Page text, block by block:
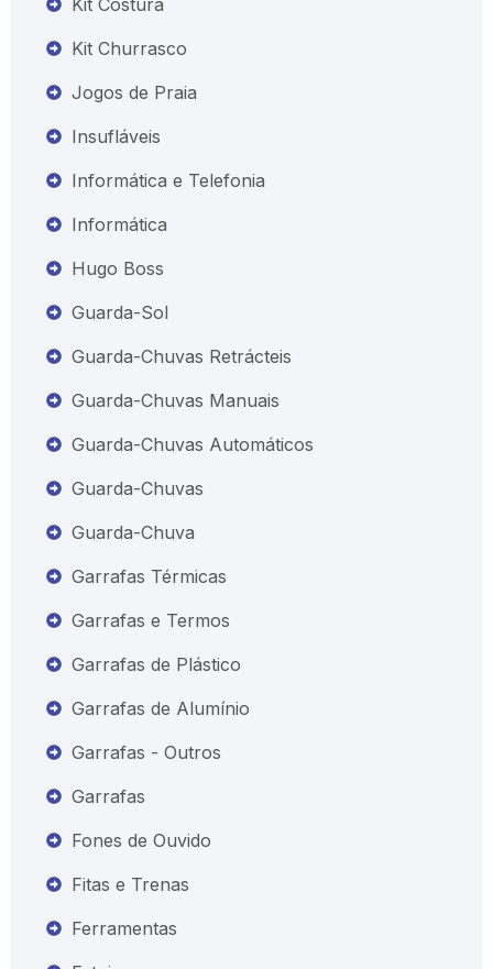
Kit Churrasco
Jogos de Praia
Insufláveis
Informática e Telefonia
Informática
Hugo Boss
Guarda-Sol
Guarda-Chuvas Retrácteis
Guarda-Chuvas Manuais
Guarda-Chuvas Automáticos
Guarda-Chuvas
Guarda-Chuva
Garrafas Térmicas
Garrafas e Termos
Garrafas de Plástico
Garrafas de Alumínio
Garrafas - Outros
Garrafas
Fones de Ouvido
Fitas e Trenas
Ferramentas